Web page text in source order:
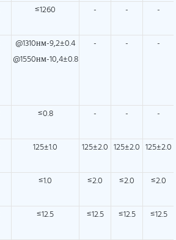
≤1260 - - -
@1310нм-9,2±0.4
@1550нм-10,4±0.8
- - -
≤0.8 - - -
125±1.0 125±2.0 125±2.0 125±2.0
≤1.0 ≤2.0 ≤2.0 ≤2.0
≤12.5 ≤12.5 ≤12.5 ≤12.5